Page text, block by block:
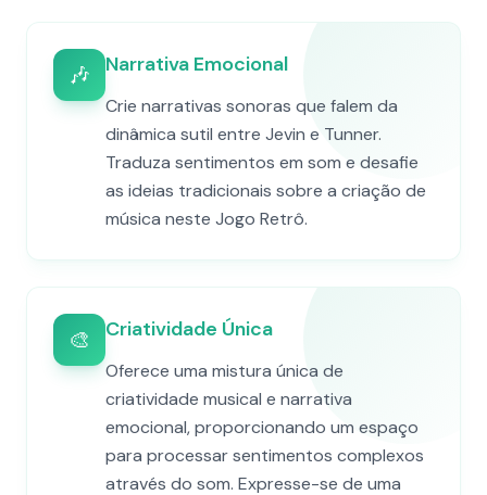
🎶 Narrativa Emocional
Crie narrativas sonoras que falem da
dinâmica sutil entre Jevin e Tunner.
Traduza sentimentos em som e desafie
as ideias tradicionais sobre a criação de
música neste Jogo Retrô.
🎨 Criatividade Única
Oferece uma mistura única de
criatividade musical e narrativa
emocional, proporcionando um espaço
para processar sentimentos complexos
através do som. Expresse-se de uma